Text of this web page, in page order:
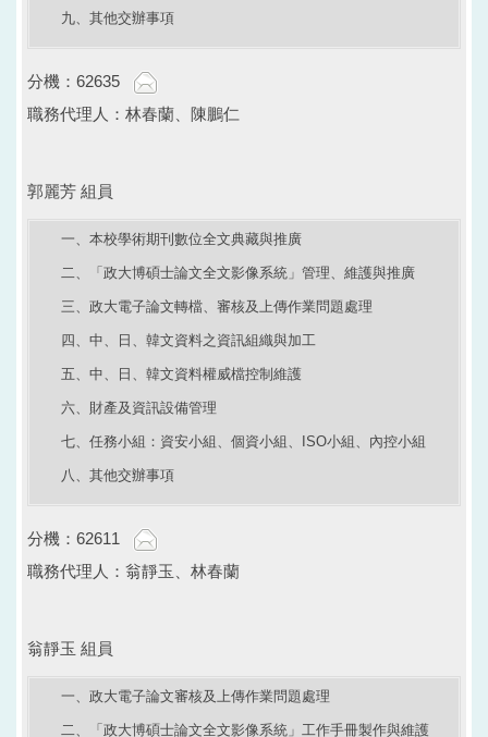
九、其他交辦事項
分機：62635
職務代理人：林春蘭、陳鵬仁
郭麗芳 組員
一、本校學術期刊數位全文典藏與推廣
二、「政大博碩士論文全文影像系統」管理、維護與推廣
三、政大電子論文轉檔、審核及上傳作業問題處理
四、中、日、韓文資料之資訊組織與加工
五、中、日、韓文資料權威檔控制維護
六、財產及資訊設備管理
七、任務小組：資安小組、個資小組、ISO小組、內控小組
八、其他交辦事項
分機：62611
職務代理人：翁靜玉、林春蘭
翁靜玉 組員
一、政大電子論文審核及上傳作業問題處理
二、「政大博碩士論文全文影像系統」工作手冊製作與維護